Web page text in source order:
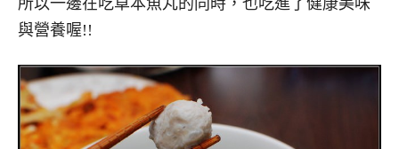
所以一邊在吃草本魚丸的同時，也吃進了健康美味
與營養喔!!